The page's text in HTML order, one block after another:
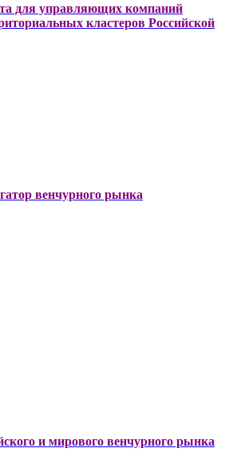
для управляющих компаний
кластеров Российской
венчурного рынка
и мирового венчурного рынка